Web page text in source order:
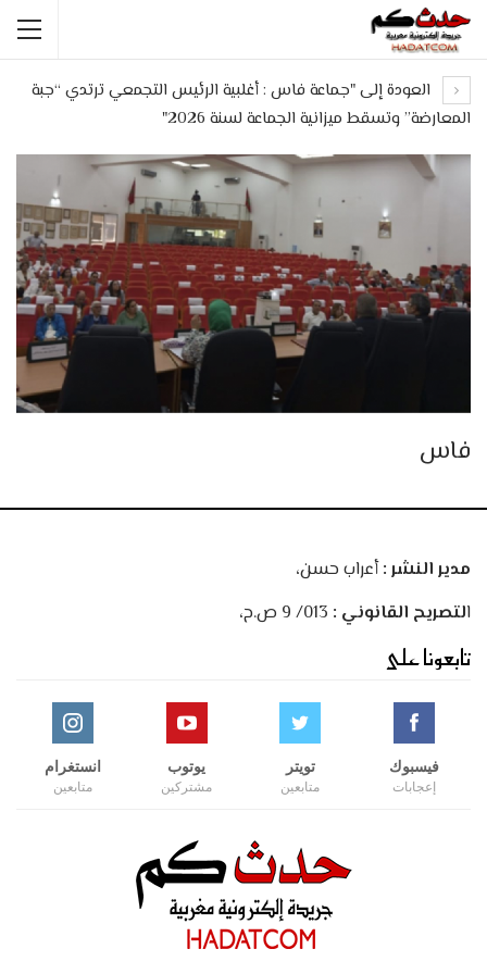
العودة إلى "جماعة فاس : أغلبية الرئيس التجمعي ترتدي “جبة
المعارضة” وتسقط ميزانية الجماعة لسنة 2026"
فاس
مدير النشر :أعراب حسن،
التصريح القانوني :
تابعونا على
فيسبوك
إعجابات
تويتر
متابعين
يوتوب
مشتركين
انستغرام
متابعين